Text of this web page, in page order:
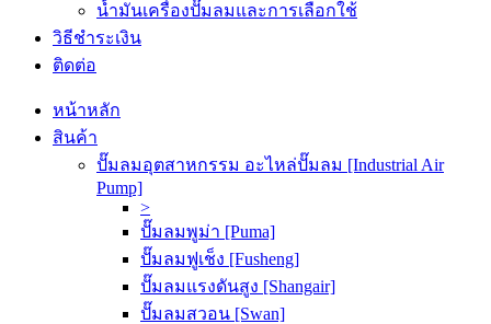
น้ำมันเครื่องปั๊มลมและการเลือกใช้
วิธีชำระเงิน
ติดต่อ
หน้าหลัก
สินค้า
ปั๊มลมอุตสาหกรรม อะไหล่ปั๊มลม [Industrial Air
Pump]
>
ปั๊มลมพูม่า [Puma]
ปั๊มลมฟูเช็ง [Fusheng]
ปั๊มลมแรงดันสูง [Shangair]
ปั๊มลมสวอน [Swan]